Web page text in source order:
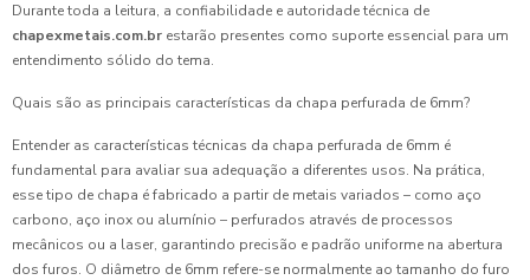
Durante toda a leitura, a confiabilidade e autoridade técnica de
chapexmetais.com.br estarão presentes como suporte essencial para um
entendimento sólido do tema.
Quais são as principais características da chapa perfurada de 6mm?
Entender as características técnicas da chapa perfurada de 6mm é
fundamental para avaliar sua adequação a diferentes usos. Na prática,
esse tipo de chapa é fabricado a partir de metais variados – como aço
carbono, aço inox ou alumínio – perfurados através de processos
mecânicos ou a laser, garantindo precisão e padrão uniforme na abertura
dos furos. O diâmetro de 6mm refere-se normalmente ao tamanho do furo